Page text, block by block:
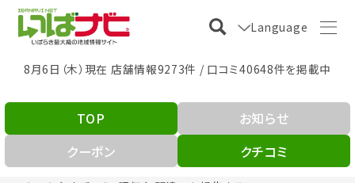
Language
8月6日（木）現在 店舗情報9273件 / 口コミ40648件を掲載中
TOP
お知らせ
クーポン
クチコミ